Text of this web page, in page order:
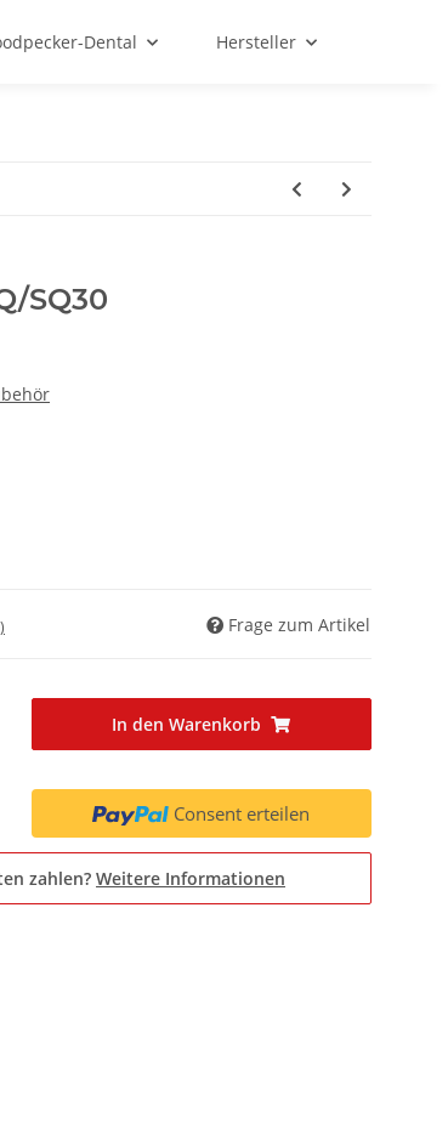
Dental Hersteller
SQ30
Frage zum Artikel
In den Warenkorb
Consent erteilen
zahlen? Weitere Informationen